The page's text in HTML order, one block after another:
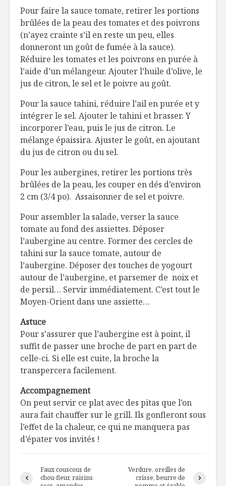
Pour faire la sauce tomate, retirer les portions
brûlées de la peau des tomates et des poivrons
(n’ayez crainte s’il en reste un peu, elles
donneront un goût de fumée à la sauce).
Réduire les tomates et les poivrons en purée à
l’aide d’un mélangeur. Ajouter l’huile d’olive, le
jus de citron, le sel et le poivre au goût.
Pour la sauce tahini, réduire l’ail en purée et y
intégrer le sel. Ajouter le tahini et brasser. Y
incorporer l’eau, puis le jus de citron. Le
mélange épaissira. Ajuster le goût, en ajoutant
du jus de citron ou du sel.
Pour les aubergines, retirer les portions très
brûlées de la peau, les couper en dés d’environ
2 cm (3/4 po). Assaisonner de sel et poivre.
Pour assembler la salade, verser la sauce
tomate au fond des assiettes. Déposer
l’aubergine au centre. Former des cercles de
tahini sur la sauce tomate, autour de
l’aubergine. Déposer des touches de yogourt
autour de l’aubergine, et parsemer de noix et
de persil… Servir immédiatement. C’est tout le
Moyen-Orient dans une assiette…
Astuce
Pour s’assurer que l’aubergine est à point, il
suffit de passer une broche de part en part de
celle-ci. Si elle est cuite, la broche la
transpercera facilement.
Accompagnement
On peut servir ce plat avec des pitas que l’on
aura fait chauffer sur le grill. Ils gonfleront sous
l’effet de la chaleur, ce qui ne manquera pas
d’épater vos invités !
Faux couscous de
chou-fleur, raisins
Verdure, oreilles de
crisse, beurre de